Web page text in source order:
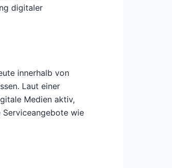
digitaler
innerhalb von
Laut einer
Medien aktiv,
wie